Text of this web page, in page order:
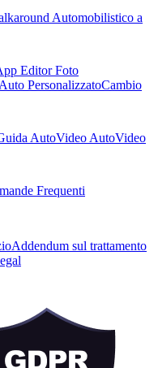
Automobilistico a
Editor Foto
PersonalizzatoCambio
AutoVideo AutoVideo
Frequenti
Addendum sul trattamento